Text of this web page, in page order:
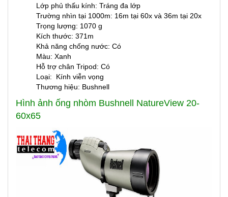
Lớp phủ thấu kính: Tráng đa lớp
Trường nhìn tại 1000m: 16m tại 60x và 36m tại 20x
Trọng lượng: 1070 g
Kích thước: 371m
Khả năng chống nước: Có
Màu: Xanh
Hỗ trợ chân Tripod: Có
Loại: Kính viễn vọng
Thương hiệu: Bushnell
Hình ảnh ống nhòm Bushnell NatureView 20-
60x65